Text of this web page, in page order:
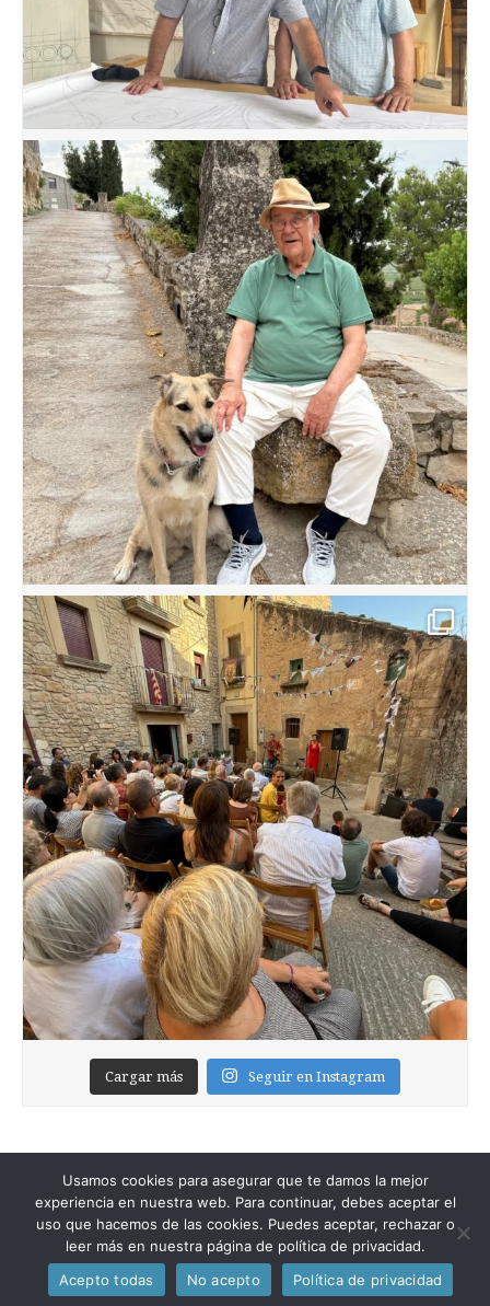
Cargar más Seguir en Instagram
Copyright © 2026 Foixblog
. All Rights Reserved.
The Magazine Premium Theme bybavotasan.com.
Usamos cookies para asegurar que te damos la mejor
experiencia en nuestra web. Para continuar, debes aceptar el
uso que hacemos de las cookies. Puedes aceptar, rechazar o
leer más en nuestra página de política de privacidad.
Acepto todas
No acepto Política de privacidad